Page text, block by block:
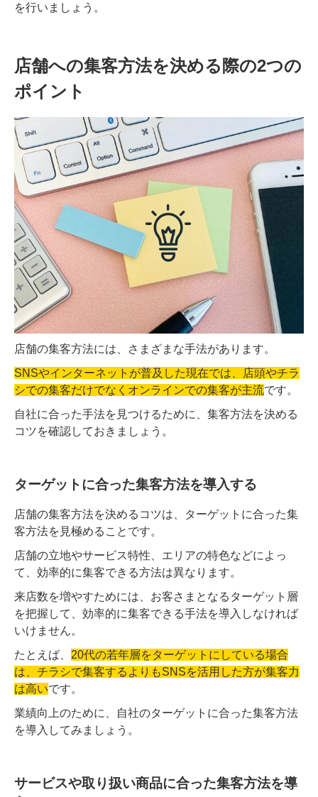
を行いましょう。
店舗への集客方法を決める際の2つの
ポイント
店舗の集客方法には、さまざまな手法があります。
SNSやインターネットが普及した現在では、店頭やチラ
シでの集客だけでなくオンラインでの集客が主流です。
自社に合った手法を見つけるために、集客方法を決める
コツを確認しておきましょう。
ターゲットに合った集客方法を導入する
店舗の集客方法を決めるコツは、ターゲットに合った集
客方法を見極めることです。
店舗の立地やサービス特性、エリアの特色などによっ
て、効率的に集客できる方法は異なります。
来店数を増やすためには、お客さまとなるターゲット層
を把握して、効率的に集客できる手法を導入しなければ
いけません。
たとえば、 20代の若年層をターゲットにしている場合
は、チラシで集客するよりもSNSを活用した方が集客力
は高いです。
業績向上のために、自社のターゲットに合った集客方法
を導入してみましょう。
サービスや取り扱い商品に合った集客方法を導